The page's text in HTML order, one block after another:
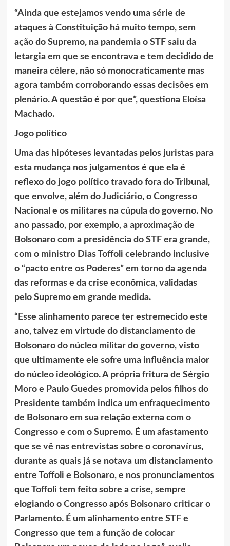
“Ainda que estejamos vendo uma série de
ataques à Constituição há muito tempo, sem
ação do Supremo, na pandemia o STF saiu da
letargia em que se encontrava e tem decidido de
maneira célere, não só monocraticamente mas
agora também corroborando essas decisões em
plenário. A questão é por que”, questiona Eloísa
Machado.
Jogo político
Uma das hipóteses levantadas pelos juristas para
esta mudança nos julgamentos é que ela é
reflexo do jogo político travado fora do Tribunal,
que envolve, além do Judiciário, o Congresso
Nacional e os militares na cúpula do governo. No
ano passado, por exemplo, a aproximação de
Bolsonaro com a presidência do STF era grande,
com o ministro Dias Toffoli celebrando inclusive
o “pacto entre os Poderes” em torno da agenda
das reformas e da crise econômica, validadas
pelo Supremo em grande medida.
“Esse alinhamento parece ter estremecido este
ano, talvez em virtude do distanciamento de
Bolsonaro do núcleo militar do governo, visto
que ultimamente ele sofre uma influência maior
do núcleo ideológico. A própria fritura de Sérgio
Moro e Paulo Guedes promovida pelos filhos do
Presidente também indica um enfraquecimento
de Bolsonaro em sua relação externa com o
Congresso e com o Supremo. É um afastamento
que se vê nas entrevistas sobre o coronavírus,
durante as quais já se notava um distanciamento
entre Toffoli e Bolsonaro, e nos pronunciamentos
que Toffoli tem feito sobre a crise, sempre
elogiando o Congresso após Bolsonaro criticar o
Parlamento. É um alinhamento entre STF e
Congresso que tem a função de colocar